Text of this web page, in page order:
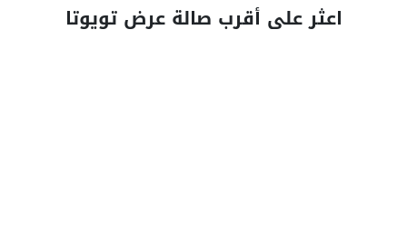
اعثر على أقرب صالة عرض تويوتا